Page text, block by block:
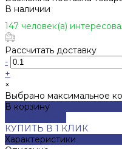
В наличии
147 человек(а)
Рассчитать доставку
-
+
×
Выбрано максимальное
В корзину
КУПИТЬ В 1 КЛИК
Характеристики